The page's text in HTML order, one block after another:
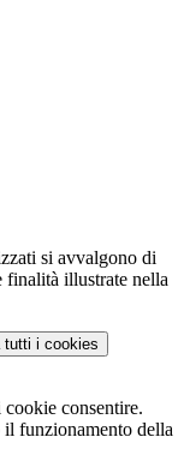
si avvalgono di
finalità illustrate nella
tutti i cookies
cookie consentire.
il funzionamento della